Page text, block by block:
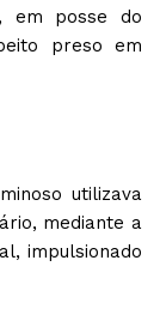
em posse do
preso em
utilizava
mediante a
impulsionado